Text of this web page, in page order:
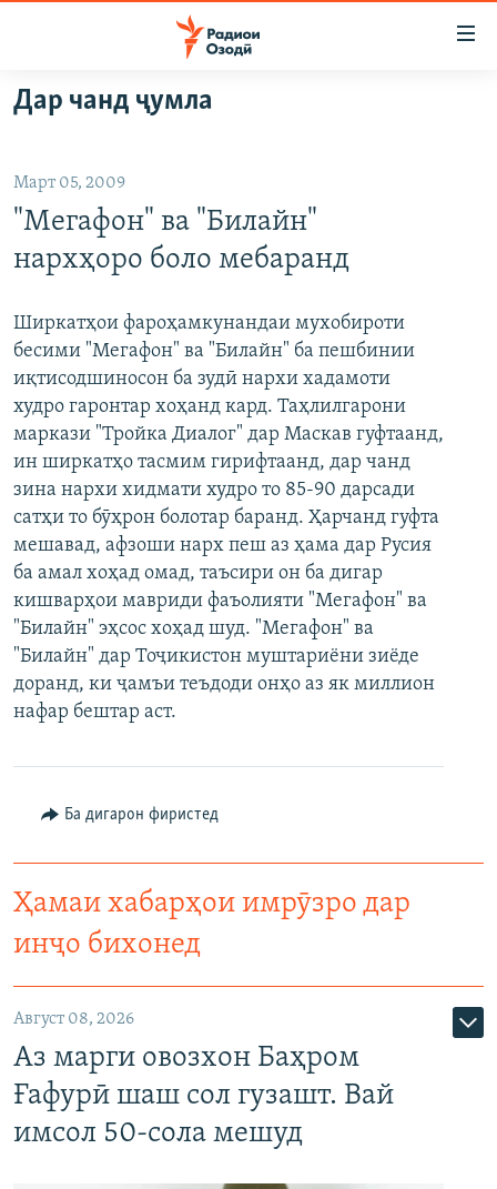
Ҷаҳиш
ба
аслӣ
Ҷаҳиш
феҳристи
Ҷаҳиш
ба
ГӮШАҲО
ҚАЗИЯИ "КРОКУС"
ОСИЁИ МАРКАЗӢ
ФАРҲАНГ
МЕҲМОНИ ОЗОДӢ
ВАРЗИШ
РӮЗГОРИ МУҲОҶИР
САЛОМ, ХОҲАР
ТАҲҚИҚОТ
ҶАНГ ДАР УКРАИНА
НАЗАРИ МАРДУМ
БЛОГИСТОН
ОЗОДӢ ОНЛАЙН
ЧАНДРАСОНАӢ
ВИДЕО
НИГОРИСТОН
ГУЗОРИШҲОИ РАДИОӢ
РӮЙХАТҲО
КИТОБҲОИ ОЗОДӢ
Русский
ПАЙГИРӢ КУНЕД
Дар чанд ҷумла
Март 05, 2009
"Мегафон" ва "Билайн"
нархҳоро боло мебаранд
Ширкатҳои фароҳамкунандаи мухобироти
бесими "Мегафон" ва "Билайн" ба пешбинии
иқтисодшиносон ба зудӣ нархи хадамоти
худро гаронтар хоҳанд кард. Таҳлилгарони
маркази "Тройка Диалог" дар Маскав гуфтаанд,
ин ширкатҳо тасмим гирифтаанд, дар чанд
зина нархи хидмати худро то 85-90 дарсади
сатҳи то бӯҳрон болотар баранд. Ҳарчанд гуфта
мешавад, афзоши нарх пеш аз ҳама дар Русия
ба амал хоҳад омад, таъсири он ба дигар
кишварҳои мавриди фаъолияти "Мегафон" ва
"Билайн" эҳсос хоҳад шуд. "Мегафон" ва
"Билайн" дар Тоҷикистон муштариёни зиёде
доранд, ки ҷамъи теъдоди онҳо аз як миллион
нафар бештар аст.
Ба дигарон фиристед
Ҳамаи хабарҳои имрӯзро дар
инҷо бихонед
Август 08, 2026
Аз марги овозхон Баҳром
Ғафурӣ шаш сол гузашт. Вай
имсол 50-сола мешуд